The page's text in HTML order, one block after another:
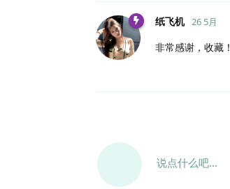
纸飞机 26 5月
非常感谢，收藏！
说点什么吧...